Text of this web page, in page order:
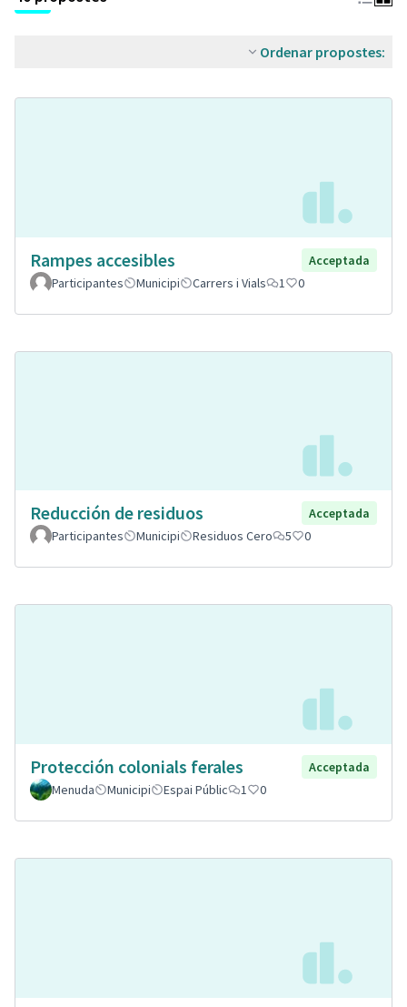
Ordenar propostes:
Rampes accesibles
Acceptada
Participantes
Municipi Carrers i Vials 1 0
Reducción de residuos
Acceptada
Participantes
Municipi Residuos Cero 5 0
Protección colonials ferales
Acceptada
Menuda
Municipi Espai Públic 1 0